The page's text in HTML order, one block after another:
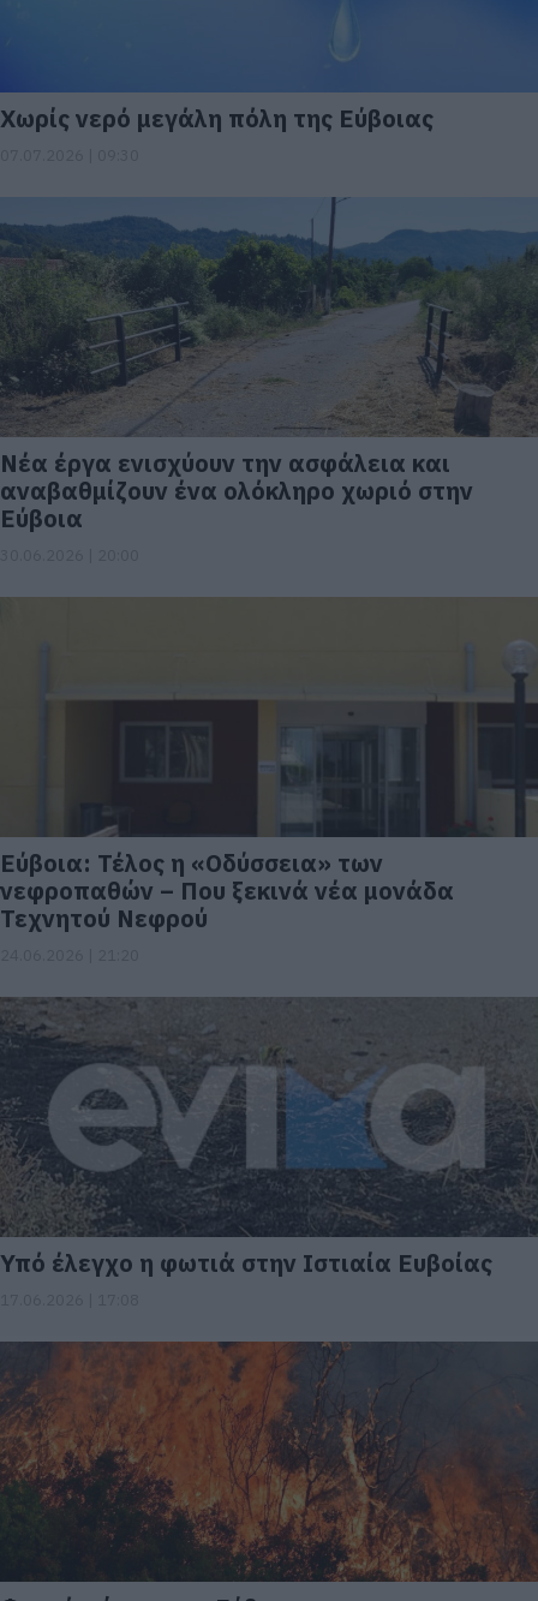
Χωρίς νερό μεγάλη πόλη της Εύβοιας
Νέα έργα ενισχύουν την ασφάλεια και
αναβαθμίζουν ένα ολόκληρο χωριό στην
Εύβοια
Εύβοια: Τέλος η «Οδύσσεια» των
νεφροπαθών – Που ξεκινά νέα μονάδα
Τεχνητού Νεφρού
Υπό έλεγχο η φωτιά στην Ιστιαία Ευβοίας